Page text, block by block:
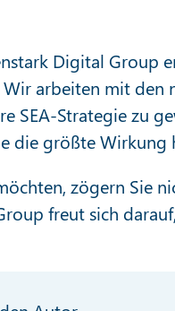
Digital Group
arbeiten mit den
SEA-Strategie zu
die größte Wirkung
zögern Sie
freut sich